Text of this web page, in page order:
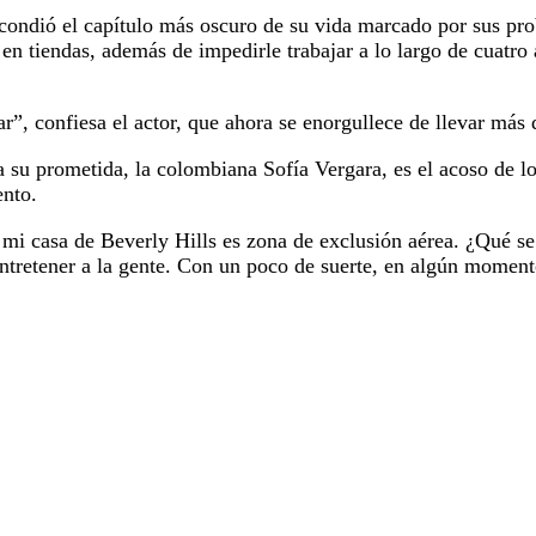
el capítulo más oscuro de su vida marcado por sus
tiendas, además de impedirle trabajar a lo largo de
confiesa el actor, que ahora se enorgullece de llevar más
prometida, la colombiana Sofía Vergara, es el acoso de
casa de Beverly Hills es zona de exclusión aérea. ¿Qué
a la gente. Con un poco de suerte, en algún